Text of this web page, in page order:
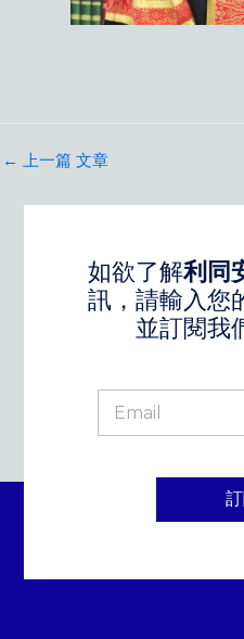
← 上一篇 文章
如欲了解利同
訊，請輸入您
並訂閱我